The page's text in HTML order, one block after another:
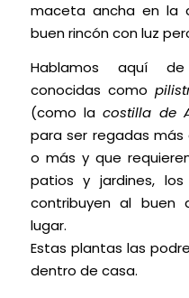
maceta ancha en la
buen rincón con luz
Hablamos aquí
conocidas como
(como lacostilla de
para ser regadas
o más y que
patios y jardines,
contribuyen al buen
lugar.
Estas plantas las
dentro de casa.